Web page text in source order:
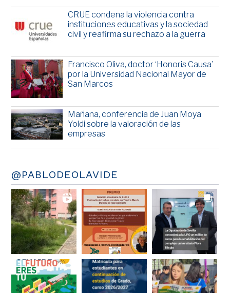
CRUE condena la violencia contra
instituciones educativas y la sociedad
civil y reafirma su rechazo a la guerra
Francisco Oliva, doctor ‘Honoris Causa’
por la Universidad Nacional Mayor de
San Marcos
Mañana, conferencia de Juan Moya
Yoldi sobre la valoración de las
empresas
@PABLODEOLAVIDE